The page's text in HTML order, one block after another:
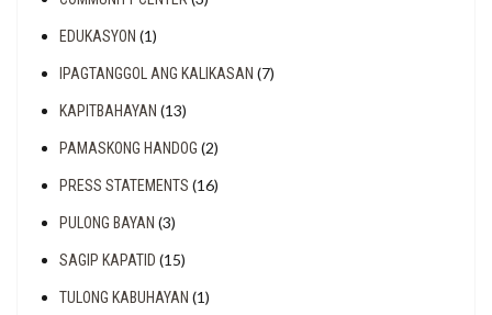
EDUKASYON (1)
IPAGTANGGOL ANG KALIKASAN (7)
KAPITBAHAYAN (13)
PAMASKONG HANDOG (2)
PRESS STATEMENTS (16)
PULONG BAYAN (3)
SAGIP KAPATID (15)
TULONG KABUHAYAN (1)